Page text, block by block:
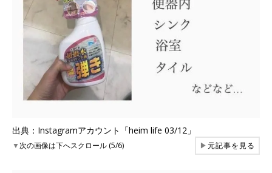
出典：Instagramアカウント「heim life 03/12」
▼次の画像は下へスクロール (5/6) ▶元記事を見る